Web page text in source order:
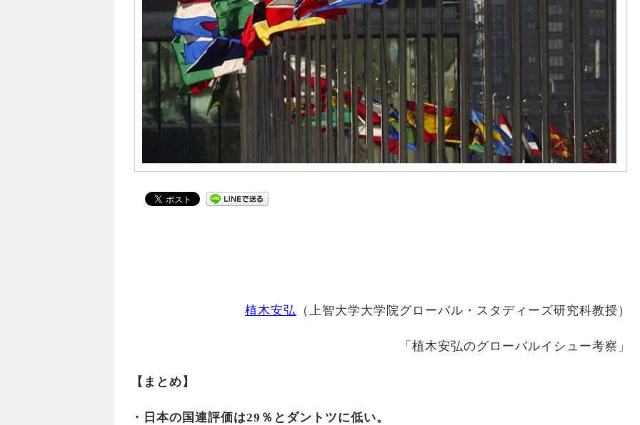
植木安弘 （上智大学大学院グローバル・スタディーズ研究科教授）
「植木安弘のグローバルイシュー考察」
【まとめ】
・日本の国連評価は29％とダントツに低い。